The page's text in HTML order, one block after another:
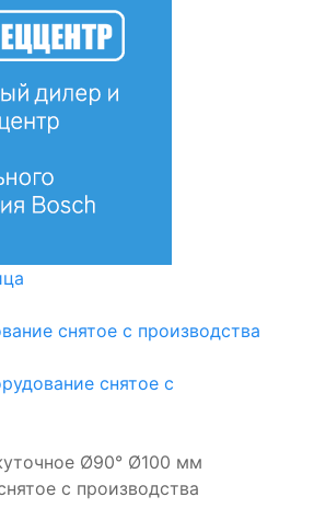
снятое с производства
снятое с
Ø90° Ø100 мм
с производства